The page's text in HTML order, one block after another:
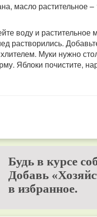
масло растительное
воду и растительное
растворились.
Муки нужно
Яблоки почистите,
Будь в курсе
Добавь
в избранное.